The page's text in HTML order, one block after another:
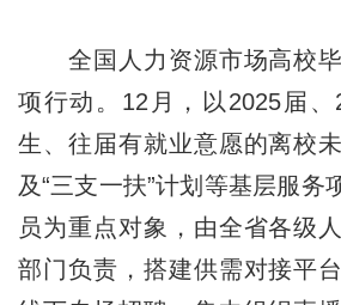
全国人力资源市场高校毕
项行动。12月，以2025届
生、往届有就业意愿的离校
及“三支一扶”计划等基层服务
员为重点对象，由全省各级
部门负责，搭建供需对接平